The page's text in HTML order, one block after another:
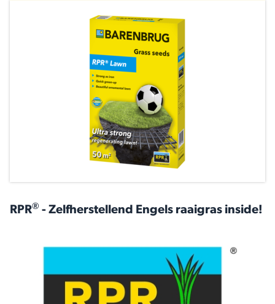
RPR® - Zelfherstellend Engels raaigras inside!